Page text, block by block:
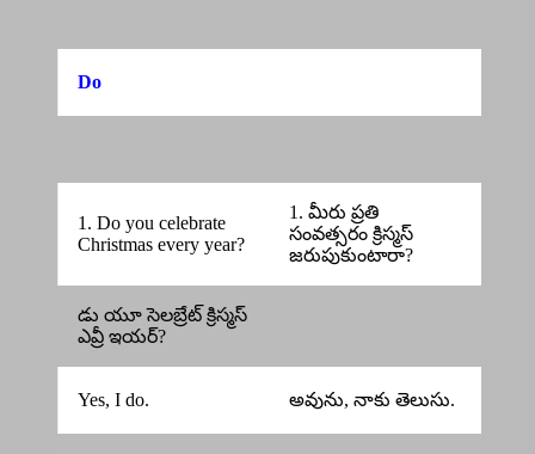
Do
1. Do you celebrate
Christmas every year?
1. మీరు ప్రతి
సంవత్సరం క్రిస్మస్
జరుపుకుంటారా?
డు యూ సెలబ్రేట్ క్రిస్మస్
ఎవ్రీ ఇయర్?
Yes, I do. అవును, నాకు తెలుసు.